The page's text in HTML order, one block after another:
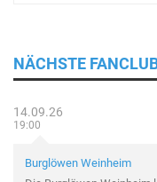
NÄCHSTE
14.09.26
19:00
Burglöwen Weinheim